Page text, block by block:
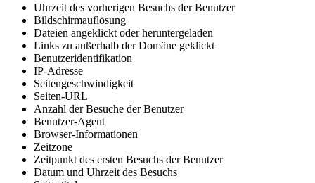
Uhrzeit des vorherigen Besuchs der Benutzer
Bildschirmauflösung
Dateien angeklickt oder heruntergeladen
Links zu außerhalb der Domäne geklickt
Benutzeridentifikation
IP-Adresse
Seitengeschwindigkeit
Seiten-URL
Anzahl der Besuche der Benutzer
Benutzer-Agent
Browser-Informationen
Zeitzone
Zeitpunkt des ersten Besuchs der Benutzer
Datum und Uhrzeit des Besuchs